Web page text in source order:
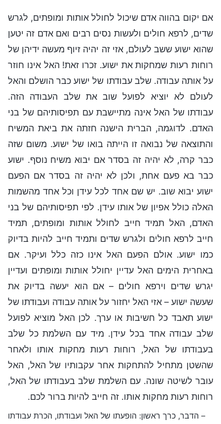
אם יקום בהווה אדם שיכול לחולל אותות ומופתים, לגרש
שדים, לרפא חולים ולעשות נסים רבים ואם אדם זה יטען
שהוא ישוע ששב לעולם, אזי זה יהיה זיוף מעשה ידיהן של
רוחות רעות שמחקות את ישוע. זכרו זאת! האל אינו חוזר
על אותה עבודה. שלב עבודתו של ישוע כבר הושלם והאל
לעולם לא יוציא לפועל שוב את שלב העבודה הזה.
עבודתו של האל אינה מתיישבת עם תפיסותיהם של בני
האדם. לדוגמה, הברית הישנה חזתה את ביאת המשיח
והתוצאה של נבואה זו הייתה בואו של ישוע. משום שזה
כבר קרה, לא יהיה זה בסדר אם יבוא משיח נוסף. ישוע
כבר בא פעם אחת, ולכן לא יהיה זה בסדר אם הפעם
ישוע יבוא שוב. יש שם אחד לכל עידן וכל אחד מהשמות
האלה כולל אפיון של אותו עידן. לפי תפיסותיהם של בני
האדם, האל תמיד חייב לחולל אותות ומופתים, תמיד
חייב לרפא חולים ולגרש שדים ותמיד חייב להיות בדיוק
כמו ישוע. אולם הפעם האל אינו כזה כלל ועיקר. אם
באחרית הימים האל עדיין יחולל אותות ומופתים ועדיין
יגרש שדים וירפא חולים – אם הוא יעשה בדיוק את
שעשה ישוע – אזי האל יחזור על אותה עבודה ועבודתו של
ישוע תאבד כל חשיבות או ערך. לכן האל מוציא לפועל
שלב עבודה אחד בכל עידן. מיד עם השלמת כל שלב
בעבודתו של האל, רוחות רעות מחקות אותו ולאחר
שהשטן מתחיל להתחקות אחר עקבותיו של האל, האל
עובר לשיטה שונה. עם השלמת שלב בעבודתו של האל,
רוחות רעות מחקות אותו. זה חייב להיות ברור לכם.
– הדבר, כרך ראשון: הופעתו של האל ועבודתו, הכרת עבודתו